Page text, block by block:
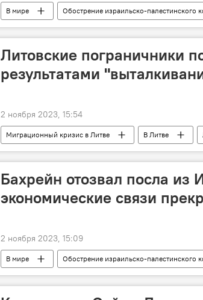
В мире Обострение израильско-палестинского
США
Литовские пограничники
результатами
2 ноября 2023, 15:54
Миграционный кризис в Литве В Литве
Государственная служба охраны государственной
Бахрейн отозвал посла из
экономические связи
2 ноября 2023, 15:09
В мире Обострение израильско-палестинского